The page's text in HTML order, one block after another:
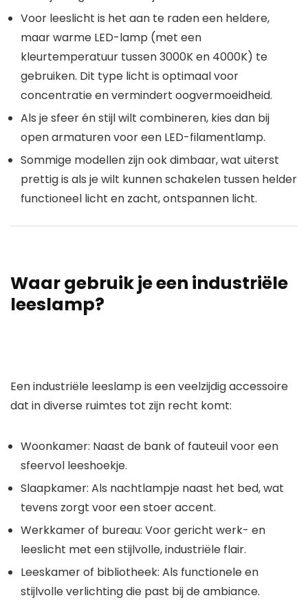
Voor leeslicht is het aan te raden een heldere,
maar warme LED-lamp (met een
kleurtemperatuur tussen 3000K en 4000K) te
gebruiken. Dit type licht is optimaal voor
concentratie en vermindert oogvermoeidheid.
Als je sfeer én stijl wilt combineren, kies dan bij
open armaturen voor een LED-filamentlamp.
Sommige modellen zijn ookdimbaar, wat uiterst
prettig is als je wilt kunnen schakelen tussen helder
functioneel licht en zacht, ontspannen licht.
Waar gebruik je een industriële
leeslamp?
Eenindustriële leeslamp is een veelzijdig accessoire
dat in diverse ruimtes tot zijn recht komt:
Woonkamer: Naast de bank of fauteuil voor een
sfeervol leeshoekje.
Slaapkamer: Als nachtlampje naast het bed, wat
tevens zorgt voor een stoer accent.
Werkkamer of bureau: Voor gericht werk- en
leeslicht met een stijlvolle, industriële flair.
Leeskamer of bibliotheek: Als functionele en
stijlvolle verlichting die past bij de ambiance.